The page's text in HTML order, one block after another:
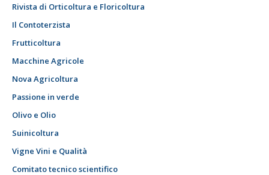
Rivista di Orticoltura e Floricoltura
Il Contoterzista
Frutticoltura
Macchine Agricole
Nova Agricoltura
Passione in verde
Olivo e Olio
Suinicoltura
Vigne Vini e Qualità
Comitato tecnico scientifico